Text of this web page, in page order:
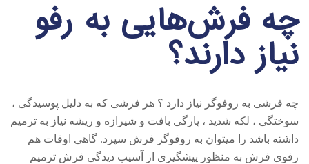
چه فرش‌هایی به رفو
نیاز دارند؟
چه فرشی به روفوگر نیاز دارد ؟ هر فرشی که به دلیل پوسیدگی ،
سوختگی ، لکه شدید ، پارگی بافت و شیرازه و ریشه نیاز به ترمیم
داشته باشد را میتوان به روفوگر فرش سپرد. گاهی اوقات هم
رفوی فرش به منظور پیشگیری از آسیب دیدگی فرش ترمیم